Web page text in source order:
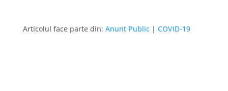
Articolul face parte din: Anunt Public| COVID-19